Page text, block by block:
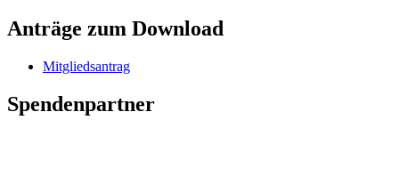
Anträge zum Download
Mitgliedsantrag
Spendenpartner